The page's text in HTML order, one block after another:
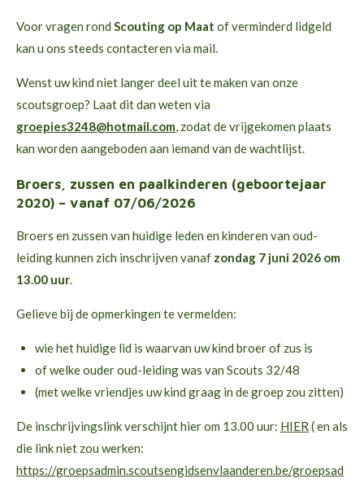
Voor vragen rond Scouting op Maat of verminderd lidgeld
kan u ons steeds contacteren via mail.
Wenst uw kind niet langer deel uit te maken van onze
scoutsgroep? Laat dit dan weten via
groepies3248@hotmail.com, zodat de vrijgekomen plaats
kan worden aangeboden aan iemand van de wachtlijst.
Broers, zussen en paalkinderen (geboortejaar
2020) – vanaf 07/06/2026
Broers en zussen van huidige leden en kinderen van oud-
leiding kunnen zich inschrijven vanaf zondag 7 juni 2026 om
13.00 uur
Gelieve bij de opmerkingen te vermelden:
wie het huidige lid is waarvan uw kind broer of zus is
of welke ouder oud-leiding was van Scouts 32/48
(met welke vriendjes uw kind graag in de groep zou zitten)
De inschrijvingslink verschijnt hier om 13.00 uur: HIER ( en als
die link niet zou werken:
https://groepsadmin.scoutsengidsenvlaanderen.be/groepsad